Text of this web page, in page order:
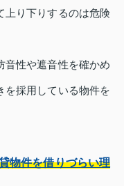
上り下りするのは危険
音性や遮音性を確かめ
を採用している物件を
物件を借りづらい理